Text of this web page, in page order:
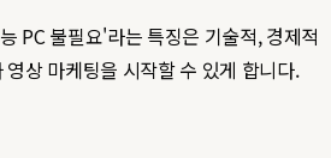
PC 불필요'라는 특징은 기술적, 경제적
상 마케팅을 시작할 수 있게 합니다.